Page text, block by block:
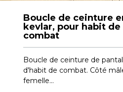
Boucle de ceinture
kevlar, pour habit de
combat
Boucle de ceinture de
d'habit de combat. Côté
femelle...